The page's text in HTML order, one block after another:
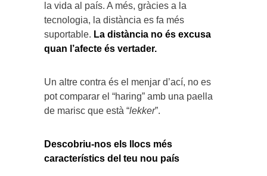
la vida al país. A més, gràcies a la
tecnologia, la distància es fa més
suportable. La distància no és excusa
quan l’afecte és vertader.
Un altre contra és el menjar d’ací, no es
pot comparar el “haring” amb una paella
de marisc que està “lekker”.
Descobriu-nos els llocs més
característics del teu nou país